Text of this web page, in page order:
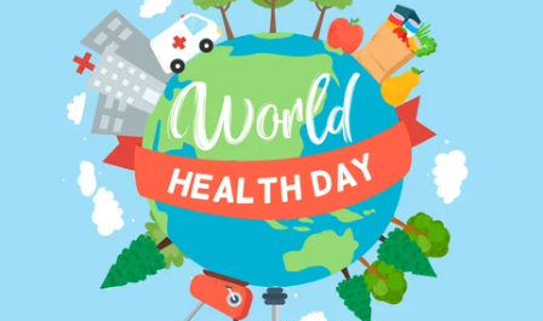
す。＼手ぶらでのご来店も大歓迎！／Re.Ra.Kuで
は、お着替え（お洋服を汚さないための施術着）
もご用意しておりますので、お仕事帰りやお出か
けついでにそのままお立ち寄りいただけます。雨
の日のどんより気分とガチガチの身体をリセット
して、スッキリした毎日を過ごしませんか？ 今週
も皆様のご来店を、スタッフ一同心よりお待ちし
ております！
2026.06.03